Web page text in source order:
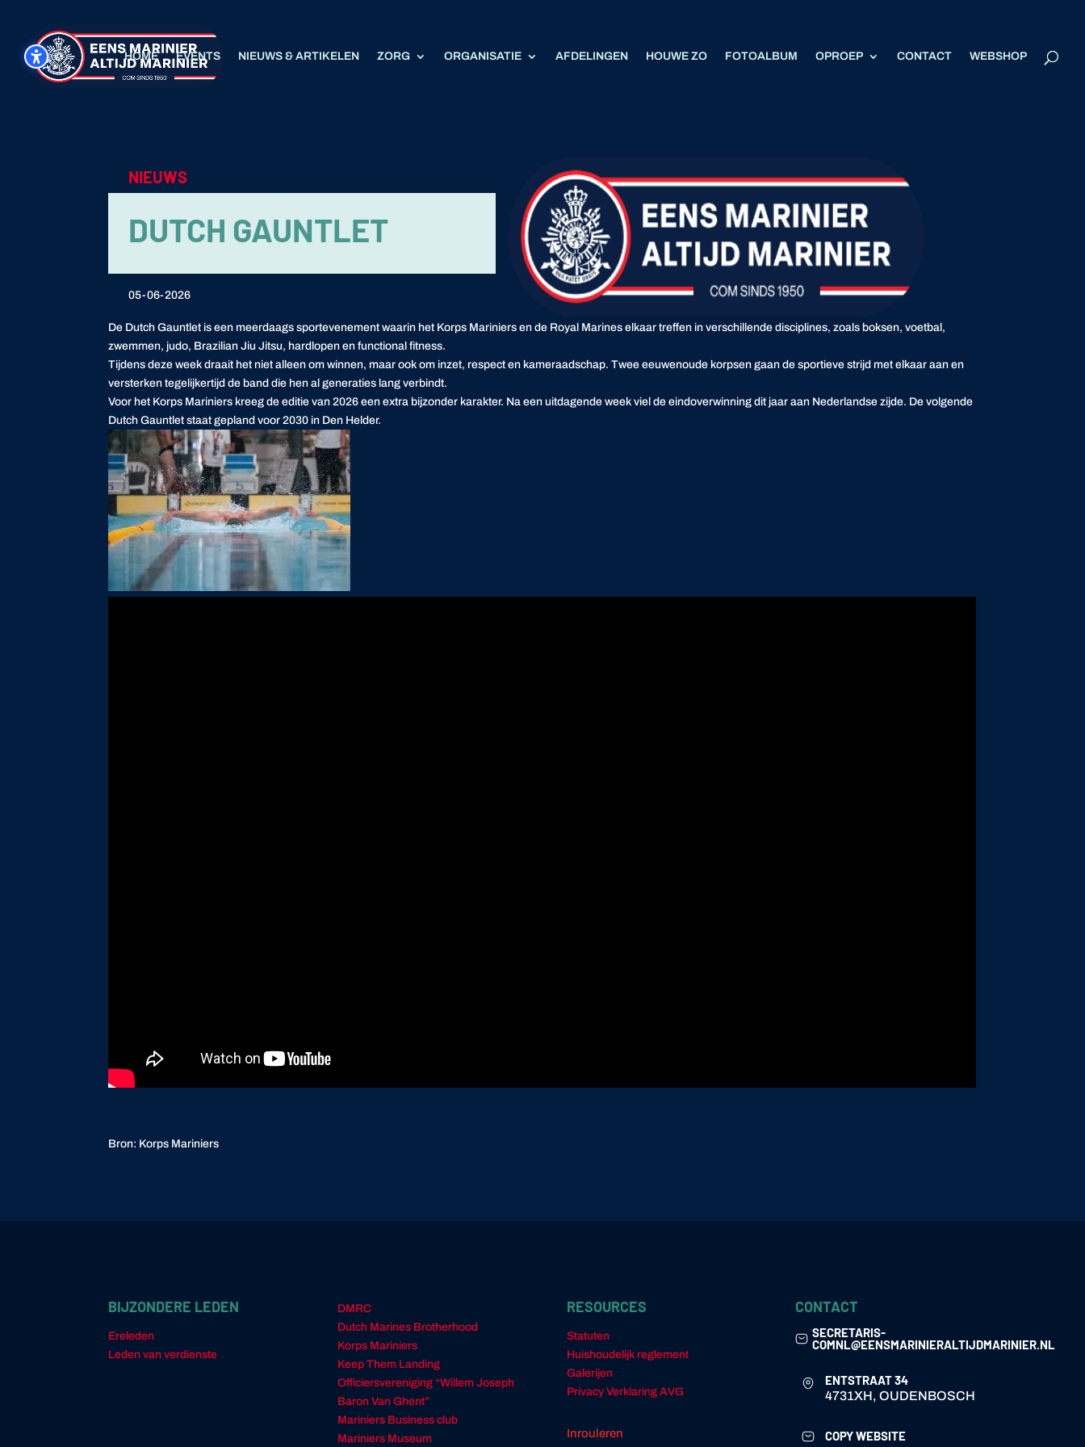
HOME EVENTS NIEUWS & ARTIKELEN ZORG ORGANISATIE AFDELINGEN HOUWE ZO FOTOALBUM OPROEP CONTACT WEBSHOP
NIEUWS
DUTCH GAUNTLET
05-06-2026
De Dutch Gauntlet is een meerdaags sportevenement waarin het Korps Mariniers en de Royal Marines elkaar treffen in verschillende disciplines, zoals boksen, voetbal,
zwemmen, judo, Brazilian Jiu Jitsu, hardlopen en functional fitness.
Tijdens deze week draait het niet alleen om winnen, maar ook om inzet, respect en kameraadschap. Twee eeuwenoude korpsen gaan de sportieve strijd met elkaar aan en
versterken tegelijkertijd de band die hen al generaties lang verbindt.
Voor het Korps Mariniers kreeg de editie van 2026 een extra bijzonder karakter. Na een uitdagende week viel de eindoverwinning dit jaar aan Nederlandse zijde. De volgende
Dutch Gauntlet staat gepland voor 2030 in Den Helder.
Bron: Korps Mariniers
BIJZONDERE LEDEN
Ereleden
Leden van verdienste
DMRC
Dutch Marines Brotherhood
Korps Mariniers
Keep Them Landing
Officiersvereniging “Willem Joseph
Baron Van Ghent”
Mariniers Business club
Mariniers Museum
RESOURCES
Statuten
Huishoudelijk reglement
Galerijen
Privacy Verklaring AVG
Inrouleren
CONTACT
SECRETARIS-
COMNL@EENSMARINIERALTIJDMARINIER.NL
ENTSTRAAT 34
4731XH, OUDENBOSCH
COPY WEBSITE